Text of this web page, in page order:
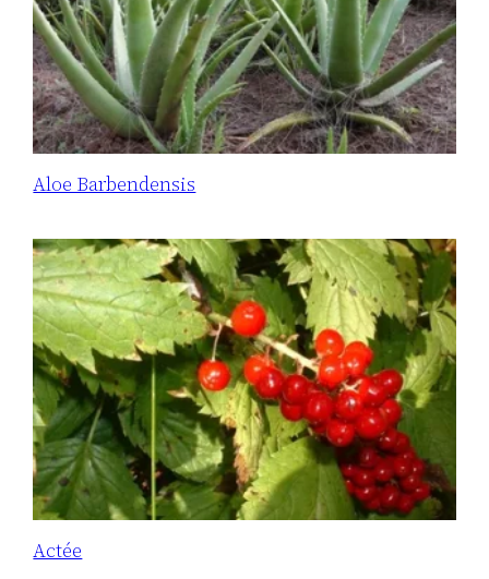
Aloe Barbendensis
Actée